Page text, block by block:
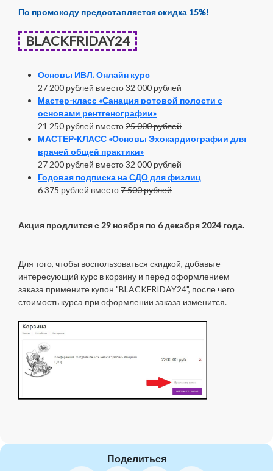
По промокоду предоставляется скидка 15%!
BLACKFRIDAY24
Основы ИВЛ. Онлайн курс
27 200 рублей вместо32 000 рублей
Мастер-класс «Санация ротовой полости с
основами рентгенографии»
21 250 рублей вместо25 000 рублей
МАСТЕР-КЛАСС «Основы Эхокардиографии для
врачей общей практики»
27 200 рублей вместо32 000 рублей
Годовая подписка на СДО для физлиц
6 375 рублей вместо7 500 рублей
Акция продлится с 29 ноября по 6 декабря 2024 года.
Для того, чтобы воспользоваться скидкой, добавьте
интересующий курс в корзину и перед оформлением
заказа примените купон "BLACKFRIDAY24", после чего
стоимость курса при оформлении заказа изменится.
Поделиться